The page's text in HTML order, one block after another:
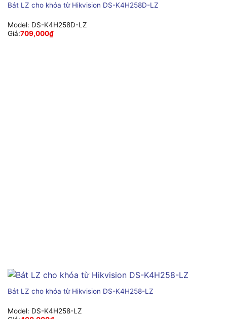
Bát LZ cho khóa từ Hikvision DS-K4H258D-LZ
Model: DS-K4H258D-LZ
Giá:709,000₫
Bát LZ cho khóa từ Hikvision DS-K4H258-LZ
Model: DS-K4H258-LZ